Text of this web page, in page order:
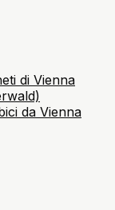
di Vienna
da Vienna